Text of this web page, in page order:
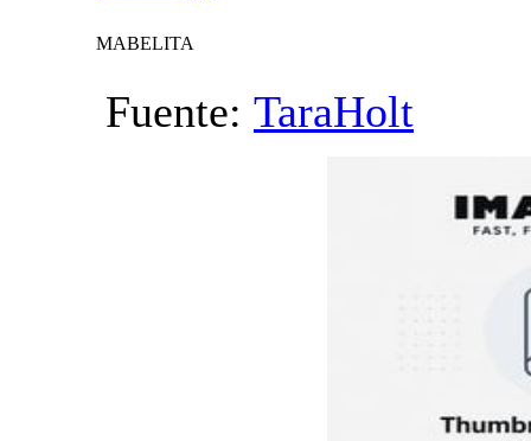
MABELITA
Fuente: TaraHolt